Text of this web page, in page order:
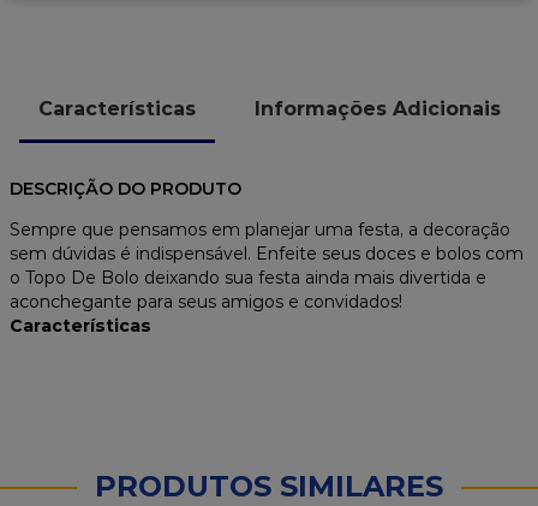
Características Informações Adicionais
DESCRIÇÃO DO PRODUTO
Sempre que pensamos em planejar uma festa, a decoração
sem dúvidas é indispensável. Enfeite seus doces e bolos com
o Topo De Bolo deixando sua festa ainda mais divertida e
aconchegante para seus amigos e convidados!
Características
PRODUTOS SIMILARES